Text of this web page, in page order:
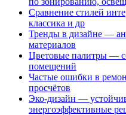
Сравнение стилей
классика и др
Тренды в дизайне —
материалов
Цветовые палитры —
помещений
Частые ошибки в
просчётов
Эко-дизайн —
энергоэффективные